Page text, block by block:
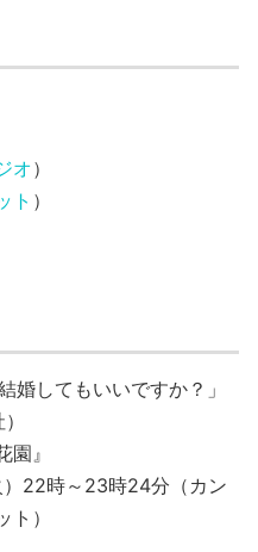
オ）
ト ）
婚してもいいですか？」
』
22時～23時24分（カン
）